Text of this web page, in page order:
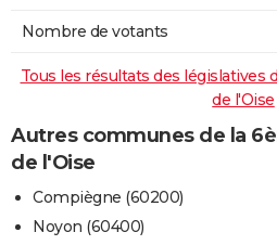
Nombre de votants
Tous les résultats des législatives
de l'Oise
Autres communes de la
de l'Oise
Compiègne (60200)
Noyon (60400)